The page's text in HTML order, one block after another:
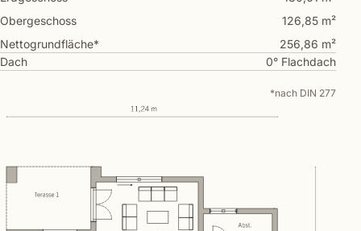
Obergeschoss
126,85 m²
Nettogrundfläche*
256,86 m²
Dach
0° Flachdach
*nach DIN 277